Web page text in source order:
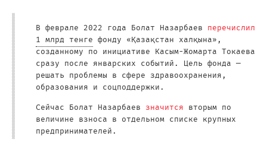
В феврале 2022 года Болат Назарбаев перечислил
1 млрд тенге фонду «Қазақстан халқына»,
созданному по инициативе Касым-Жомарта Токаева
сразу после январских событий. Цель фонда —
решать проблемы в сфере здравоохранения,
образования и соцподдержки.
Сейчас Болат Назарбаев значится вторым по
величине взноса в отдельном списке крупных
предпринимателей.